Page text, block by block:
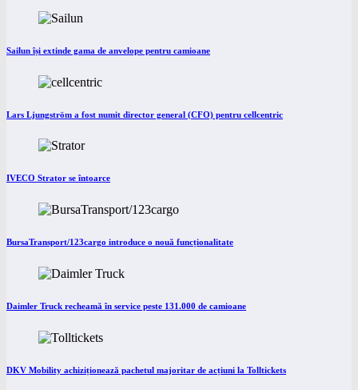
Sailun își extinde gama de anvelope pentru camioane
Lars Ljungström a fost numit director general (CFO) pentru cellcentric
IVECO Strator se întoarce
BursaTransport/123cargo introduce o nouă funcționalitate
Daimler Truck recheamă în service peste 131.000 de camioane
DKV Mobility achiziționează pachetul majoritar de acțiuni la Tolltickets